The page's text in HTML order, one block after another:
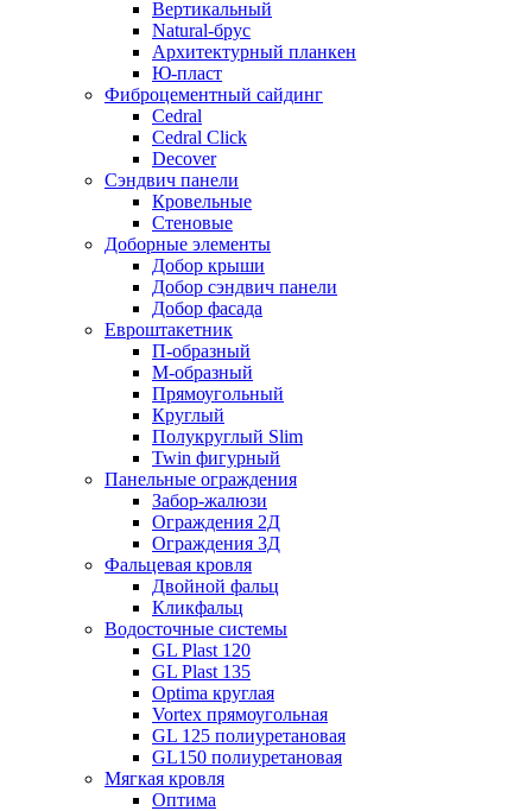
Вертикальный
Natural-брус
Архитектурный планкен
Ю-пласт
Фиброцементный сайдинг
Cedral
Cedral Click
Decover
Сэндвич панели
Кровельные
Стеновые
Доборные элементы
Добор крыши
Добор сэндвич панели
Добор фасада
Евроштакетник
П-образный
М-образный
Прямоугольный
Круглый
Полукруглый Slim
Twin фигурный
Панельные ограждения
Забор-жалюзи
Ограждения 2Д
Ограждения 3Д
Фальцевая кровля
Двойной фальц
Кликфальц
Водосточные системы
GL Plast 120
GL Plast 135
Optima круглая
Vortex прямоугольная
GL 125 полиуретановая
GL150 полиуретановая
Мягкая кровля
Оптима